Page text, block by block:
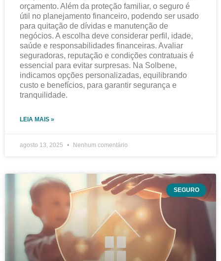
orçamento. Além da proteção familiar, o seguro é
útil no planejamento financeiro, podendo ser usado
para quitação de dívidas e manutenção de
negócios. A escolha deve considerar perfil, idade,
saúde e responsabilidades financeiras. Avaliar
seguradoras, reputação e condições contratuais é
essencial para evitar surpresas. Na Solbene,
indicamos opções personalizadas, equilibrando
custo e benefícios, para garantir segurança e
tranquilidade.
LEIA MAIS »
agosto 13, 2025 Nenhum comentário
SEGURO